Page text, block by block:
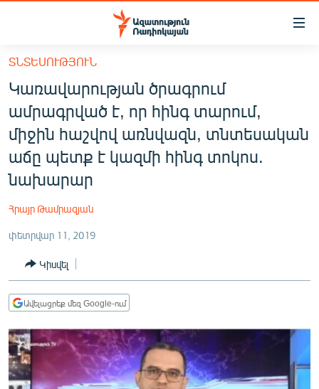
Մատչելիության
հիմնական
բովանդակությանը
Անցնել
հիմնական
մենյուին
Որոնում
ՀԱՅԱՍՏԱՆ
ՔԱՂԱՔԱԿԱՆ
ԸՆՏՐՈՒԹՅՈՒՆՆԵՐ 2026
ԻՐԱՎՈՒՆՔ
ՀԱՍԱՐԱԿՈՒԹՅՈՒՆ
ՊԱՏԵՐԱԶՄԻ 6 ՇԱԲԱԹՆԵՐԸ
ՏԱՐԱԾԱՇՐՋԱՆ
ՄԻՋԱԶԳԱՅԻՆ
ՄՇԱԿՈՒՅԹ
ՍՊՈՐՏ
ՏՆՏԵՍՈՒԹՅՈՒՆ
Կառավարության ծրագրում
ամրագրված է, որ հինգ տարում,
միջին հաշվով առնվազն, տնտեսական
աճը պետք է կազմի հինգ տոկոս.
նախարար
Հրայր Թամրազյան
փետրվար 11, 2019
Կիսվել
Ավելացրեք մեզ Google-ում